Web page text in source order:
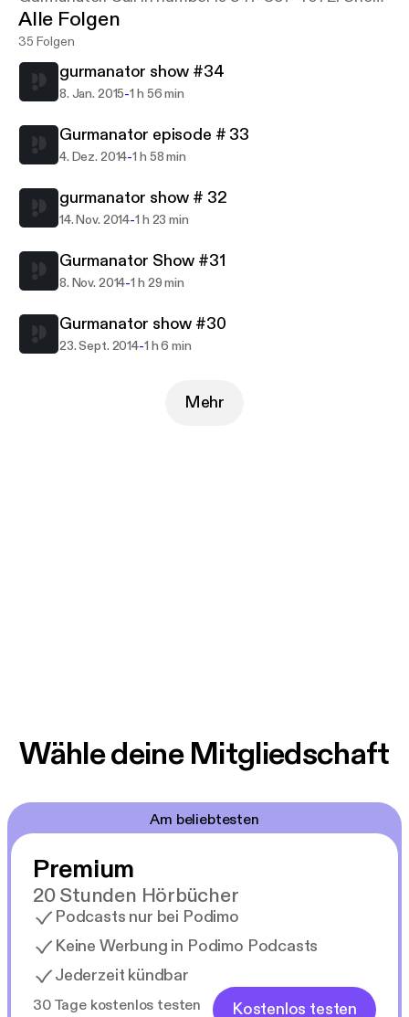
runs every Monday, Wednesday, and Friday from 12
noon till 2pm.
Alle Folgen
35 Folgen
gurmanator show #34
8. Jan. 2015-1 h 56 min
Gurmanator episode # 33
4. Dez. 2014-1 h 58 min
gurmanator show # 32
14. Nov. 2014-1 h 23 min
Gurmanator Show #31
8. Nov. 2014-1 h 29 min
Gurmanator show #30
23. Sept. 2014-1 h 6 min
Mehr
Wähle deine Mitgliedschaft
Am beliebtesten
Premium
20 Stunden Hörbücher
Podcasts nur bei Podimo
Keine Werbung in Podimo Podcasts
Jederzeit kündbar
30 Tage kostenlos testen
Kostenlos testen